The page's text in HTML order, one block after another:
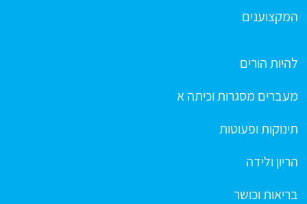
המקצוענים
להיות הורים
מעברים מסגרות וכיתה א
תינוקות ופעוטות
הריון ולידה
בריאות וכושר